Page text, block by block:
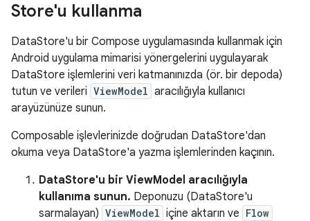
Store'u kullanma
DataStore'u bir Compose uygulamasında kullanmak için
Android uygulama mimarisi yönergelerini uygulayarak
DataStore işlemlerini veri katmanınızda (ör. bir depoda)
tutun ve verileri ViewModel aracılığıyla kullanıcı
arayüzünüze sunun.
Composable işlevlerinizde doğrudan DataStore'dan
okuma veya DataStore'a yazma işlemlerinden kaçının.
DataStore'u bir ViewModel aracılığıyla
kullanıma sunun. Deponuzu (DataStore'u
sarmalayan) ViewModel içine aktarın ve Flow